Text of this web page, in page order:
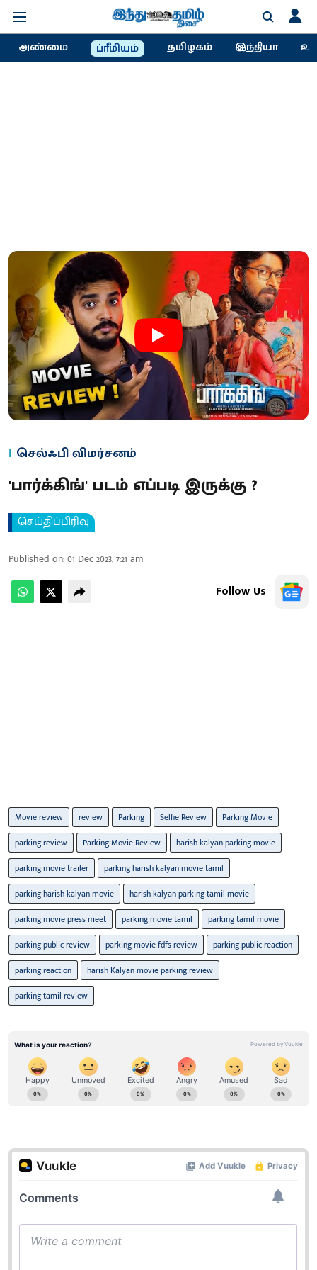
அண்மை ப்ரீமியம் தமிழகம் இந்தியா
செல்ஃபி விமர்சனம்
'பார்க்கிங்' படம் எப்படி இருக்கு ?
செய்திப்பிரிவு
Published on:01 Dec 2023, 7:21 am
Follow Us
Movie review review Parking Selfie Review
Parking Movie
parking review
Parking Movie Review
harish kalyan parking movie
parking movie trailer
parking harish kalyan movie tamil
parking harish kalyan movie
harish kalyan parking tamil movie
parking movie press meet
parking movie tamil
parking tamil movie
parking public review
parking movie fdfs review
parking public reaction
parking reaction
harish Kalyan movie parking review
parking tamil review